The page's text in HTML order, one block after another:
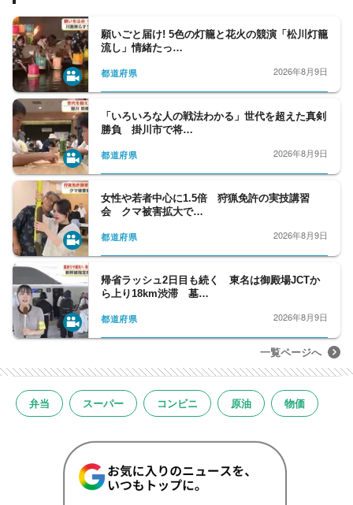
願いごと届け! 5色の灯籠と花火の競演「松川灯籠
流し」情緒たっ…
都道府県 2026年8月9日
「いろいろな人の戦法わかる」世代を超えた真剣
勝負 掛川市で将…
都道府県 2026年8月9日
女性や若者中心に1.5倍 狩猟免許の実技講習
会 クマ被害拡大で…
都道府県 2026年8月9日
帰省ラッシュ2日目も続く 東名は御殿場JCTか
ら上り18km渋滞 墓…
都道府県 2026年8月9日
一覧ページへ
弁当 スーパー コンビニ 原油 物価